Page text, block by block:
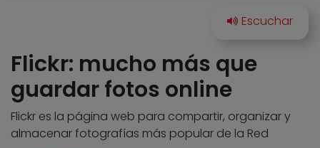
Flickr: mucho más que
guardar fotos online
Flickr es la página web para compartir, organizar y
almacenar fotografías más popular de la Red